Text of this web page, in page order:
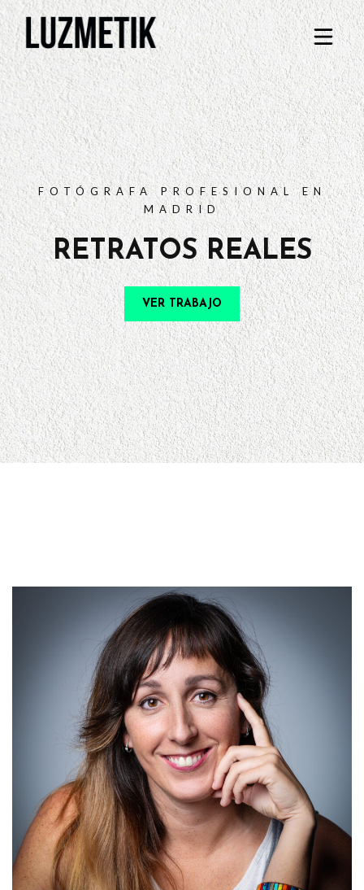
TARIFAS
PREGUNTAS FRECUENTES
CONTACTO
FOTÓGRAFA PROFESIONAL EN
MADRID
RETRATOS REALES
VER TRABAJO